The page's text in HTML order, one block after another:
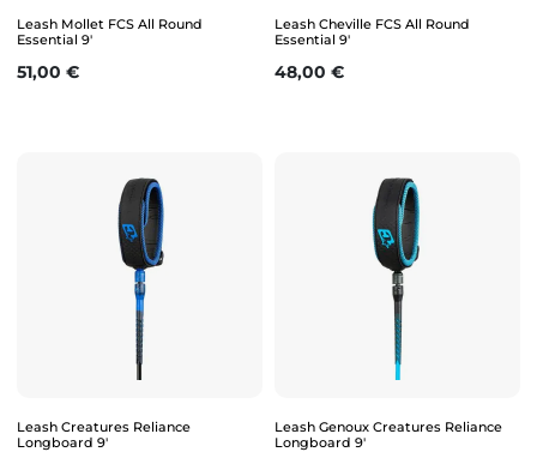
Leash Mollet FCS All Round
Essential 9'
Prix
51,00 €
Leash Cheville FCS All Round
Essential 9'
Prix
48,00 €
Leash Creatures Reliance
Longboard 9'
Leash Genoux Creatures Reliance
Longboard 9'